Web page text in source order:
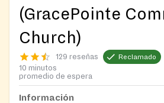
(GracePointe
Church)
129 reseñas Reclamado
10 minutos
promedio de espera
Información